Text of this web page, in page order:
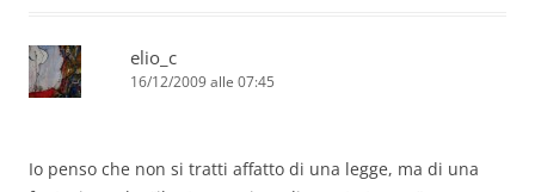
elio_c
16/12/2009 alle 07:45
Io penso che non si tratti affatto di una legge, ma di una